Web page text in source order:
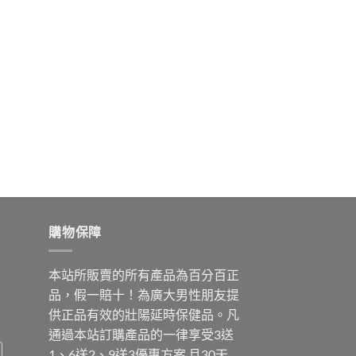
購物保障
本站所販賣的所有產品為百分百正
品，假一賠十！為廣大男性朋友提
供正品有效的壯陽延時保健品。凡
通過本站訂購產品的一律享受3送